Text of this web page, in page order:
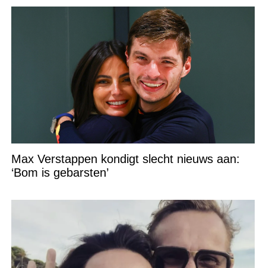
Max Verstappen kondigt slecht nieuws aan:
‘Bom is gebarsten’